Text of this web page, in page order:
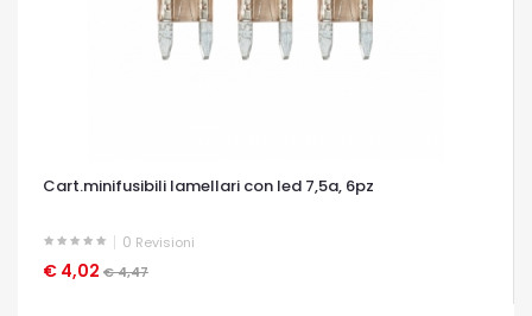
Cart.minifusibili lamellari con led 7,5a, 6pz
0 Revisioni
€ 4,02 € 4,47
OCCHIATA VELOCE